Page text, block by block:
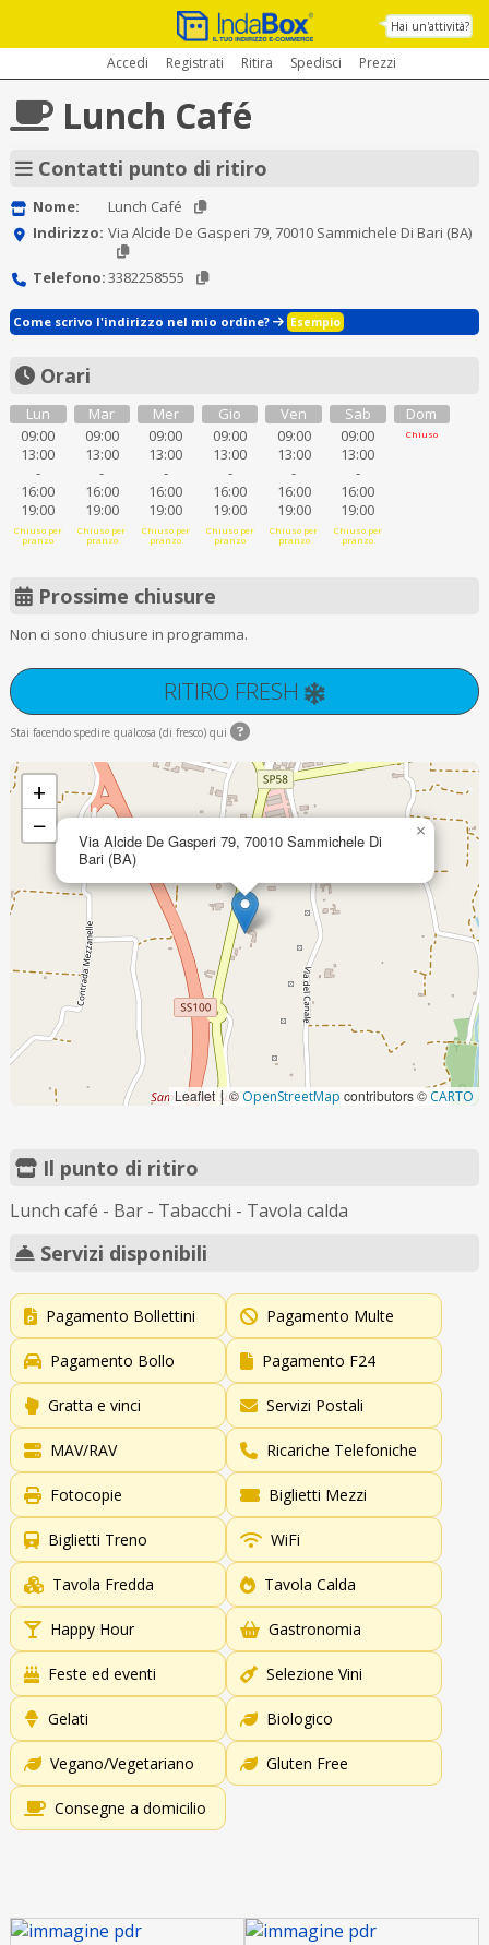
Hai un'attività?
Accedi Registrati Ritira Spedisci Prezzi
Lunch Café
Contatti punto di ritiro
Nome:
Lunch Café
Indirizzo: Via Alcide De Gasperi 79, 70010 Sammichele Di Bari (BA)
Telefono:3382258555
Come scrivo l'indirizzo nel mio ordine? Esempio
Orari
Lun
09:00
13:00
-
16:00
19:00
Chiuso per
pranzo
Mar
09:00
13:00
-
16:00
19:00
Chiuso per
pranzo
Mer
09:00
13:00
-
16:00
19:00
Chiuso per
pranzo
Gio
09:00
13:00
-
16:00
19:00
Chiuso per
pranzo
Ven
09:00
13:00
-
16:00
19:00
Chiuso per
pranzo
Sab
09:00
13:00
-
16:00
19:00
Chiuso per
pranzo
Dom
Chiuso
Prossime chiusure
Non ci sono chiusure in programma.
RITIRO FRESH
Stai facendo spedire qualcosa (di fresco) qui
Via Alcide De Gasperi 79, 70010 Sammichele Di
Bari (BA)
×
+
−
Leaflet|© OpenStreetMap contributors © CARTO
Il punto di ritiro
Lunch café - Bar - Tabacchi - Tavola calda
Servizi disponibili
Pagamento Bollettini Pagamento Multe
Pagamento Bollo Pagamento F24
Gratta e vinci Servizi Postali
MAV/RAV Ricariche Telefoniche
Fotocopie Biglietti Mezzi
Biglietti Treno WiFi
Tavola Fredda Tavola Calda
Happy Hour Gastronomia
Feste ed eventi Selezione Vini
Gelati Biologico
Vegano/Vegetariano Gluten Free
Consegne a domicilio